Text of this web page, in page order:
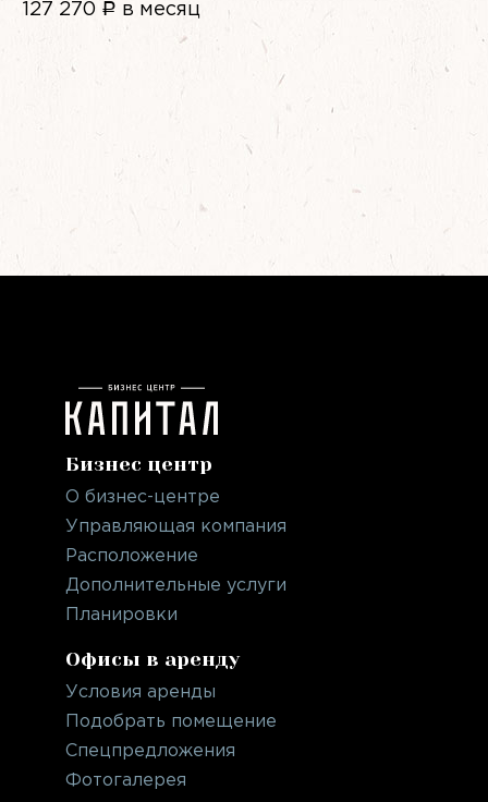
127 270 Р в месяц
Бизнес центр
О бизнес-центре
Управляющая компания
Расположение
Дополнительные услуги
Планировки
Офисы в аренду
Условия аренды
Подобрать помещение
Спецпредложения
Фотогалерея